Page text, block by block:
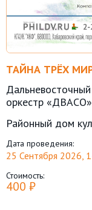
ТАЙНА ТРЁХ
оркестр «ДВАСО»
Районный дом
Дата проведения:
25 Сентября 2026,
Стоимость:
400 ₽